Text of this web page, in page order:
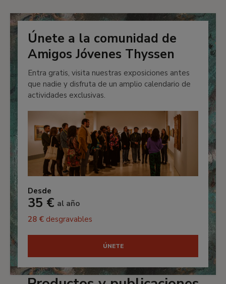
Únete a la comunidad de
Amigos Jóvenes Thyssen
Entra gratis, visita nuestras exposiciones antes
que nadie y disfruta de un amplio calendario de
actividades exclusivas.
Desde
35 € al año
28 € desgravables
ÚNETE